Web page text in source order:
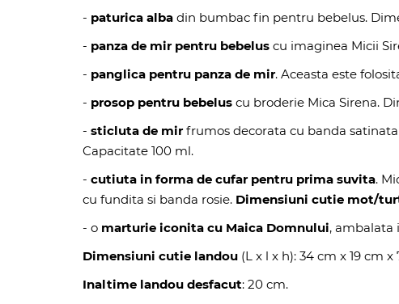
- paturica alba din bumbac fin pentru bebelus.
- panza de mir pentru bebelus cu imaginea Micii
- panglica pentru panza de mir. Aceasta este
- prosop pentru bebelus cu broderie Mica Sirena.
- sticluta de mir frumos decorata cu banda
Capacitate 100 ml.
- cutiuta in forma de cufar pentru prima suvita.
cu fundita si banda rosie. Dimensiuni cutie mot/
- o marturie iconita cu Maica Domnului, ambalata
Dimensiuni cutie landou (L x l x h): 34 cm x 19 cm x
Inaltime landou desfacut: 20 cm.